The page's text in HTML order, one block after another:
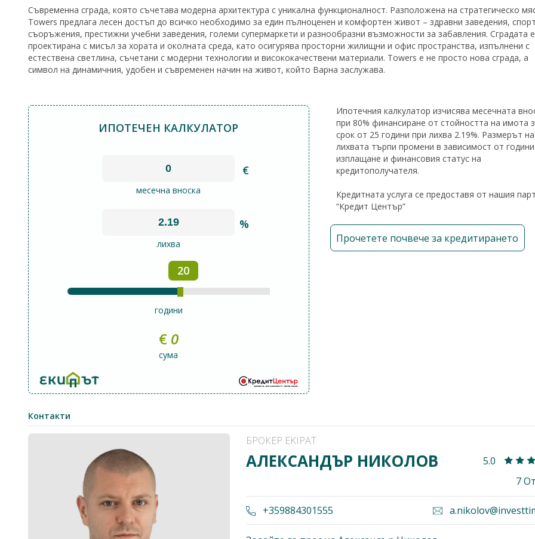
Съвременна сграда, която съчетава модерна архитектура с уникална функционалност. Разположена на стратегическо
Towers предлага лесен достъп до всичко необходимо за един пълноценен и комфортен живот – здравни заведения,
съоръжения, престижни учебни заведения, големи супермаркети и разнообразни възможности за забавления. Сградата е
проектирана с мисъл за хората и околната среда, като осигурява просторни жилищни и офис пространства, изпълнени с
естествена светлина, съчетани с модерни технологии и висококачествени материали. Towers е не просто нова сграда, а
символ на динамичния, удобен и съвременен начин на живот, който Варна заслужава.
ИПОТЕЧЕН КАЛКУЛАТОР
€
месечна вноска
%
лихва
20
години
€ 0
сума
Ипотечния калкулатор изчисява месечната
при 80% финансиране от стойността на имота
срок от 25 години при лихва 2.19%. Размерът на
лихвата търпи промени в зависимост от
изплащане и финансовия статус на
кредитополучателя.
Кредитната услуга се предоставя от нашия
“Кредит Център”
Прочетете почвече за кредитирането
Контакти
БРОКЕР EKIPAT
АЛЕКСАНДЪР НИКОЛОВ
5.0
7
+359884301555